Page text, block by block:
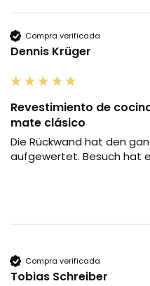
Compra verificada
Dennis Krüger
Revestimiento de
mate clásico
Die Rückwand hat den
aufgewertet. Besuch hat
Compra verificada
Tobias Schreiber